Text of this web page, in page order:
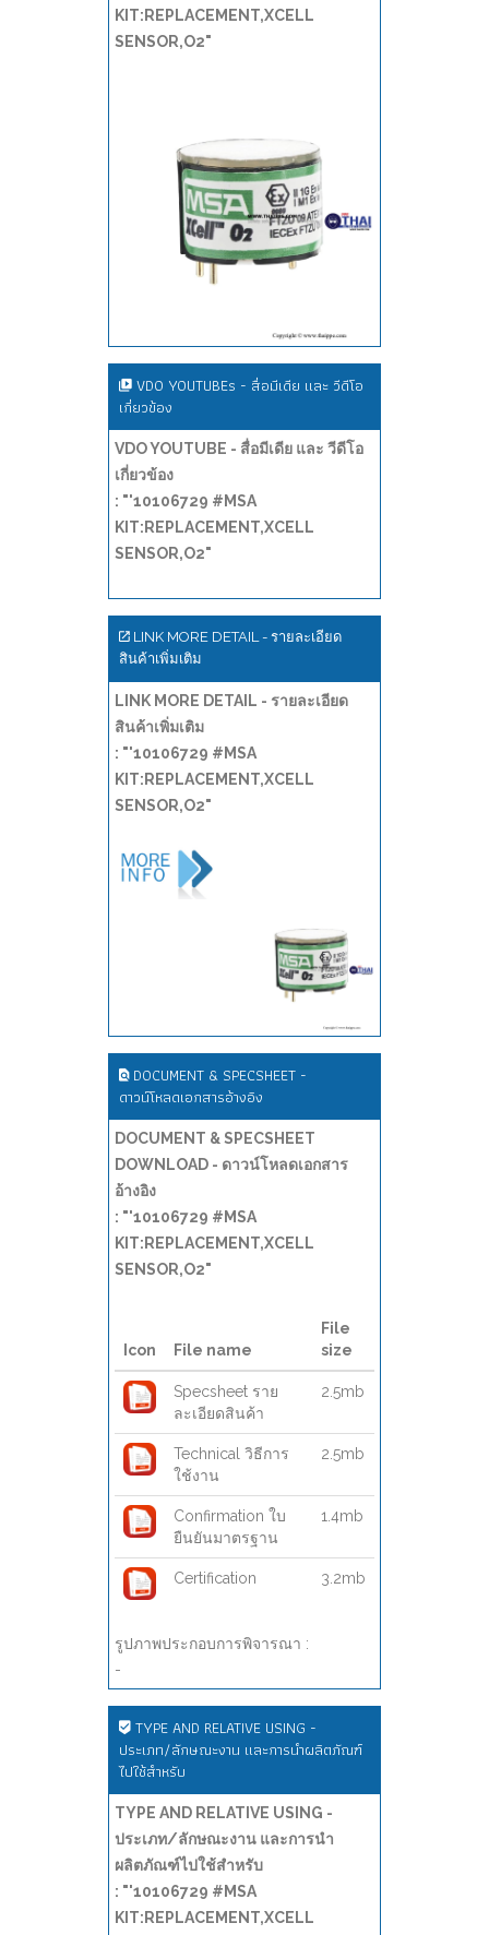
KIT:REPLACEMENT,XCELL
SENSOR,O2"
VDO YOUTUBEs - สื่อมีเดีย และ วีดีโอ
เกี่ยวข้อง
VDO YOUTUBE - สื่อมีเดีย และ วีดีโอ
เกี่ยวข้อง
: "'10106729 #MSA
KIT:REPLACEMENT,XCELL
SENSOR,O2"
LINK MORE DETAIL - รายละเอียด
สินค้าเพิ่มเติม
LINK MORE DETAIL - รายละเอียด
สินค้าเพิ่มเติม
: "'10106729 #MSA
KIT:REPLACEMENT,XCELL
SENSOR,O2"
DOCUMENT & SPECSHEET -
ดาวน์โหลดเอกสารอ้างอิง
DOCUMENT & SPECSHEET
DOWNLOAD - ดาวน์โหลดเอกสาร
อ้างอิง
: "'10106729 #MSA
KIT:REPLACEMENT,XCELL
SENSOR,O2"
Icon File name
File
size
Specsheet ราย
ละเอียดสินค้า
2.5mb
Technical วิธีการ
ใช้งาน
2.5mb
Confirmation ใบ
ยืนยันมาตรฐาน
1.4mb
Certification 3.2mb
รูปภาพประกอบการพิจารณา :
-
TYPE AND RELATIVE USING -
ประเภท/ลักษณะงาน และการนำผลิตภัณฑ์
ไปใช้สำหรับ
TYPE AND RELATIVE USING -
ประเภท/ลักษณะงาน และการนำ
ผลิตภัณฑ์ไปใช้สำหรับ
: "'10106729 #MSA
KIT:REPLACEMENT,XCELL